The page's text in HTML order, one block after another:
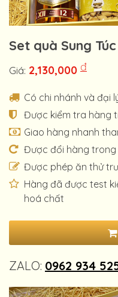
Set quà Sung Túc
Giá: 2,130,000 đ
Có chi nhánh và đại
Được kiểm tra hàng
Giao hàng nhanh
Được đổi hàng trong
Được phép ăn thử
Hàng đã được test
hoá chất
ZALO: 0962 934